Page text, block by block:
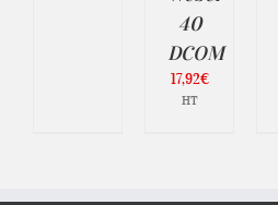
40
DCOM
17,92€
HT